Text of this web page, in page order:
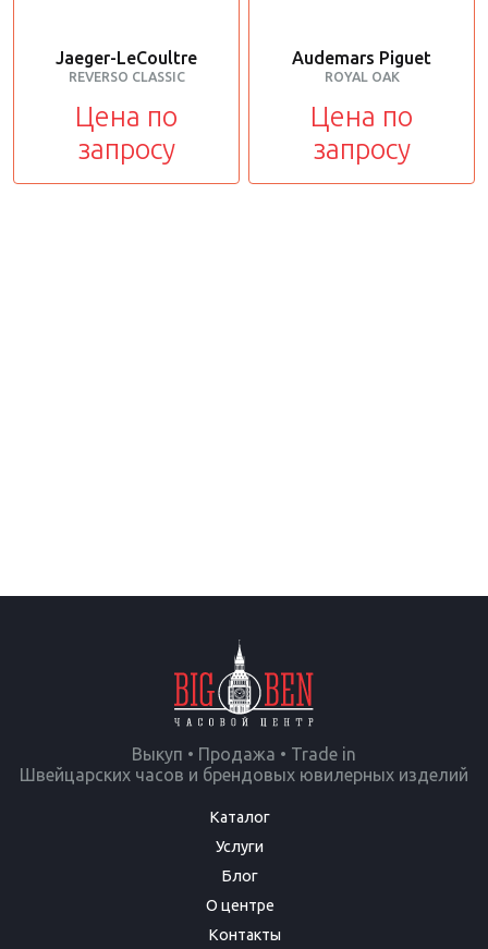
Jaeger-LeCoultre
REVERSO CLASSIC
Цена по
запросу
Audemars Piguet
ROYAL OAK
Цена по
запросу
Выкуп • Продажа • Trade in
Швейцарских часов и брендовых ювилерных изделий
Каталог
Услуги
Блог
О центре
Контакты